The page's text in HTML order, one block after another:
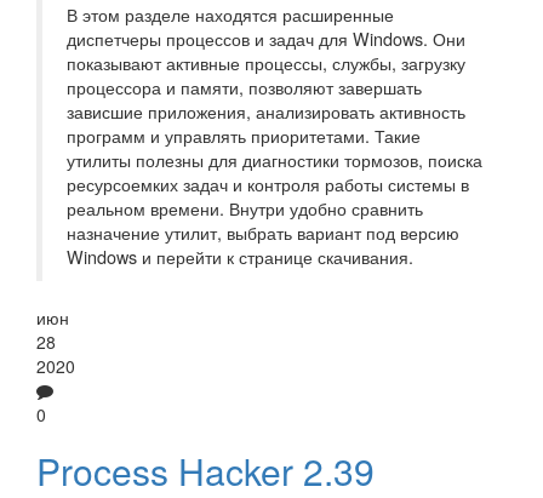
В этом разделе находятся расширенные
диспетчеры процессов и задач для Windows. Они
показывают активные процессы, службы, загрузку
процессора и памяти, позволяют завершать
зависшие приложения, анализировать активность
программ и управлять приоритетами. Такие
утилиты полезны для диагностики тормозов, поиска
ресурсоемких задач и контроля работы системы в
реальном времени. Внутри удобно сравнить
назначение утилит, выбрать вариант под версию
Windows и перейти к странице скачивания.
июн
28
2020
0
Process Hacker 2.39